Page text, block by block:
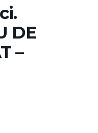
DE
–